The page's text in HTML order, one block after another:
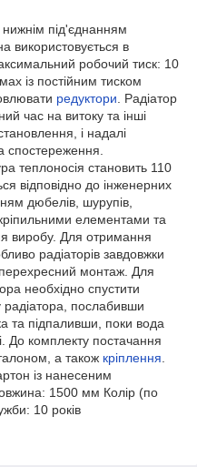
нижнім під'єднанням
використовується в
робочий тиск: 10
із постійним тиском
редуктори . Радіатор
час на витоку та інші
і надалі
спостереження.
теплоносія становить 110
відповідно до інженерних
дюбелів, шурупів,
елементами та
виробу. Для отримання
радіаторів завдовжки
монтаж. Для
необхідно спустити
послабивши
та підпаливши, поки вода
До комплекту постачання
а також кріплення
із нанесеним
1500 мм Колір (по
10 років